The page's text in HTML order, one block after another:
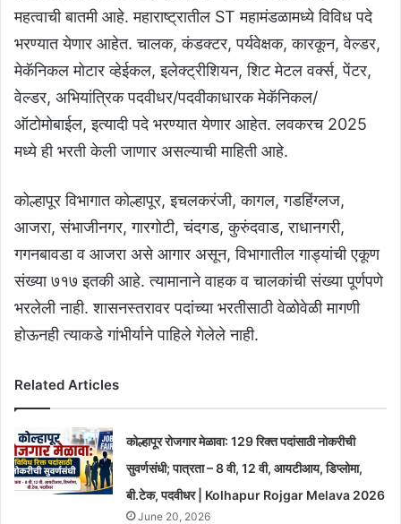
महत्वाची बातमी आहे. महाराष्ट्रातील ST महामंडळामध्ये विविध पदे
भरण्यात येणार आहेत. चालक, कंडक्टर, पर्यवेक्षक, कारकून, वेल्डर,
मेकॅनिकल मोटार व्हेईकल, इलेक्ट्रीशियन, शिट मेटल वर्क्स, पेंटर,
वेल्डर, अभियांत्रिक पदवीधर/पदवीकाधारक मेकॅनिकल/
ऑटोमोबाईल, इत्यादी पदे भरण्यात येणार आहेत. लवकरच 2025
मध्ये ही भरती केली जाणार असल्याची माहिती आहे.
कोल्हापूर विभागात कोल्हापूर, इचलकरंजी, कागल, गडहिंग्लज,
आजरा, संभाजीनगर, गारगोटी, चंदगड, कुरुंदवाड, राधानगरी,
गगनबावडा व आजरा असे आगार असून, विभागातील गाड्यांची एकूण
संख्या ७१७ इतकी आहे. त्यामानाने वाहक व चालकांची संख्या पूर्णपणे
भरलेली नाही. शासनस्तरावर पदांच्या भरतीसाठी वेळोवेळी मागणी
होऊनही त्याकडे गांभीर्याने पाहिले गेलेले नाही.
Related Articles
कोल्हापूर रोजगार मेळावा: 129 रिक्त पदांसाठी नोकरीची
सुवर्णसंधी; पात्रता – 8 वी, 12 वी, आयटीआय, डिप्लोमा,
बी.टेक, पदवीधर | Kolhapur Rojgar Melava 2026
June 20, 2026